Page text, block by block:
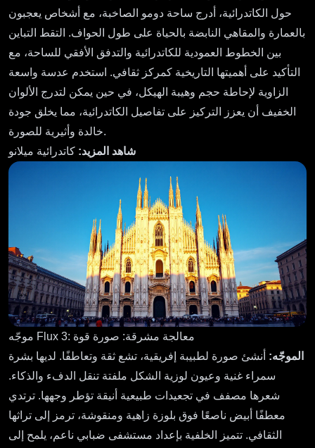
حول الكاتدرائية، أدرج ساحة دومو الصاخبة، مع أشخاص يعجبون
بالعمارة والمقاهي النابضة بالحياة على طول الحواف. التقط التباين
بين الخطوط العمودية للكاتدرائية والتدفق الأفقي للساحة، مع
التأكيد على أهميتها التاريخية كمركز ثقافي. استخدم عدسة واسعة
الزاوية لإحاطة حجم وهيبة الهيكل، في حين يمكن لتدرج الألوان
الخفيف أن يعزز التركيز على تفاصيل الكاتدرائية، مما يخلق جودة
خالدة وأثيرية للصورة.
شاهد المزيد: كاتدرائية ميلانو
موجّه Flux 3: معالجة مشرقة: صورة قوة
الموجّه: أنشئ صورة لطبيبة إفريقية، تشع ثقة وتعاطفًا. لديها بشرة
سمراء غنية وعيون لوزية الشكل ملفتة تنقل الدفء والذكاء.
شعرها مصفف في تجعيدات طبيعية أنيقة تؤطر وجهها. ترتدي
معطفًا أبيض ناصعًا فوق بلوزة زاهية ومنقوشة، ترمز إلى تراثها
الثقافي. تتميز الخلفية بإعداد مستشفى ضبابي ناعم، يلمح إلى